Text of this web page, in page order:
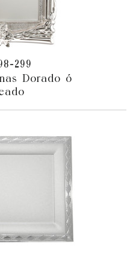
299
Dorado ó